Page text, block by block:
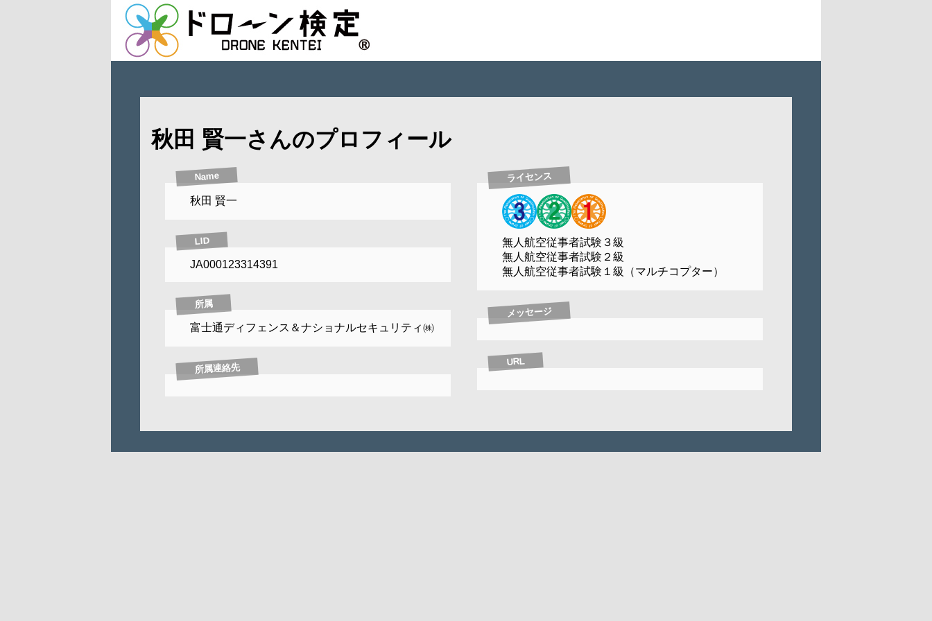
秋田 賢一さんのプロフィール
Name
秋田 賢一
LID
JA000123314391
所属
富士通ディフェンス＆ナショナルセキュリティ㈱
所属連絡先
ライセンス
無人航空従事者試験３級
無人航空従事者試験２級
無人航空従事者試験１級（マルチコプター）
メッセージ
URL